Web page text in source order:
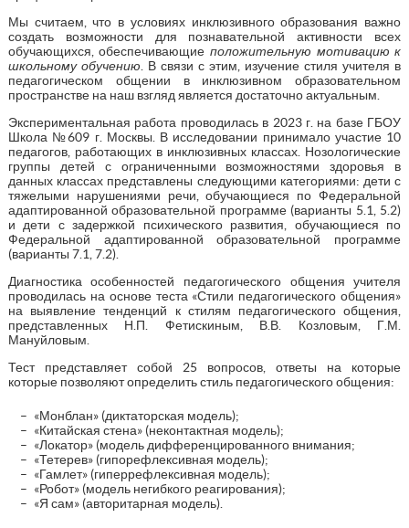
Мы считаем, что в условиях инклюзивного образования важно
создать возможности для познавательной активности всех
обучающихся, обеспечивающие положительную мотивацию к
школьному обучению . В связи с этим, изучение стиля учителя в
педагогическом общении в инклюзивном образовательном
пространстве на наш взгляд является достаточно актуальным.
Экспериментальная работа проводилась в 2023 г. на базе ГБОУ
Школа №609 г. Москвы. В исследовании принимало участие 10
педагогов, работающих в инклюзивных классах. Нозологические
группы детей с ограниченными возможностями здоровья в
данных классах представлены следующими категориями: дети с
тяжелыми нарушениями речи, обучающиеся по Федеральной
адаптированной образовательной программе (варианты 5.1, 5.2)
и дети с задержкой психического развития, обучающиеся по
Федеральной адаптированной образовательной программе
(варианты 7.1, 7.2).
Диагностика особенностей педагогического общения учителя
проводилась на основе теста «Стили педагогического общения»
на выявление тенденций к стилям педагогического общения,
представленных Н.П. Фетискиным, В.В. Козловым, Г.М.
Мануйловым.
Тест представляет собой 25 вопросов, ответы на которые
которые позволяют определить стиль педагогического общения:
«Монблан» (диктаторская модель);
«Китайская стена» (неконтактная модель);
«Локатор» (модель дифференцированного внимания;
«Тетерев» (гипорефлексивная модель);
«Гамлет» (гиперрефлексивная модель);
«Робот» (модель негибкого реагирования);
«Я сам» (авторитарная модель).